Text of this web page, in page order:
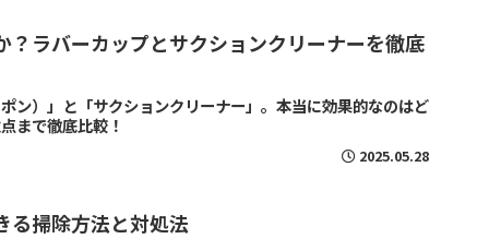
ラバーカップとサクションクリーナーを徹底
ン）」と「サクションクリーナー」。本当に効果的なのはど
まで徹底比較！
2025.05.28
る掃除方法と対処法